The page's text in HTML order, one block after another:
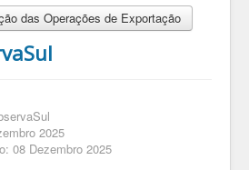
das Operações de Exportação
2025
08 Dezembro 2025